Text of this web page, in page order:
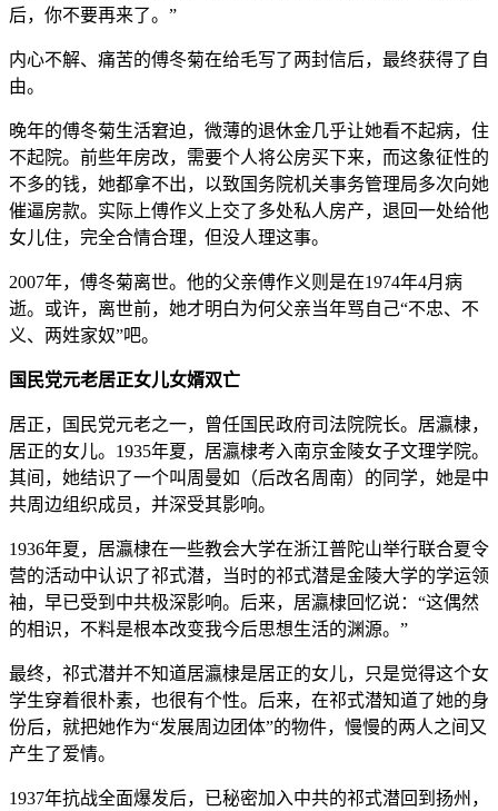
后，你不要再来了。”
内心不解、痛苦的傅冬菊在给毛写了两封信后，最终获得了自
由。
晚年的傅冬菊生活窘迫，微薄的退休金几乎让她看不起病，住
不起院。前些年房改，需要个人将公房买下来，而这象征性的
不多的钱，她都拿不出，以致国务院机关事务管理局多次向她
催逼房款。实际上傅作义上交了多处私人房产，退回一处给他
女儿住，完全合情合理，但没人理这事。
2007年，傅冬菊离世。他的父亲傅作义则是在1974年4月病
逝。或许，离世前，她才明白为何父亲当年骂自己“不忠、不
义、两姓家奴”吧。
国民党元老居正女儿女婿双亡
居正，国民党元老之一，曾任国民政府司法院院长。居瀛棣，
居正的女儿。1935年夏，居瀛棣考入南京金陵女子文理学院。
其间，她结识了一个叫周曼如（后改名周南）的同学，她是中
共周边组织成员，并深受其影响。
1936年夏，居瀛棣在一些教会大学在浙江普陀山举行联合夏令
营的活动中认识了祁式潜，当时的祁式潜是金陵大学的学运领
袖，早已受到中共极深影响。后来，居瀛棣回忆说：“这偶然
的相识，不料是根本改变我今后思想生活的渊源。”
最终，祁式潜并不知道居瀛棣是居正的女儿，只是觉得这个女
学生穿着很朴素，也很有个性。后来，在祁式潜知道了她的身
份后，就把她作为“发展周边团体”的物件，慢慢的两人之间又
产生了爱情。
1937年抗战全面爆发后，已秘密加入中共的祁式潜回到扬州，